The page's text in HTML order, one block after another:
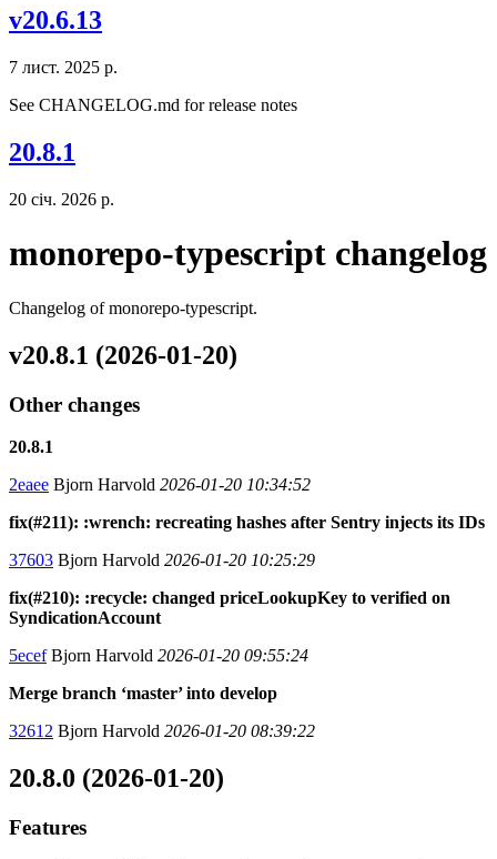
v20.6.13
7 лист. 2025 р.
See CHANGELOG.md for release notes
20.8.1
20 січ. 2026 р.
monorepo-typescript changelog
Changelog of monorepo-typescript.
v20.8.1 (2026-01-20)
Other changes
20.8.1
2eaee Bjorn Harvold 2026-01-20 10:34:52
fix(#211): :wrench: recreating hashes after Sentry injects its IDs
37603 Bjorn Harvold 2026-01-20 10:25:29
fix(#210): :recycle: changed priceLookupKey to verified on
SyndicationAccount
5ecefBjorn Harvold 2026-01-20 09:55:24
Merge branch ‘master’ into develop
32612 Bjorn Harvold 2026-01-20 08:39:22
20.8.0 (2026-01-20)
Features